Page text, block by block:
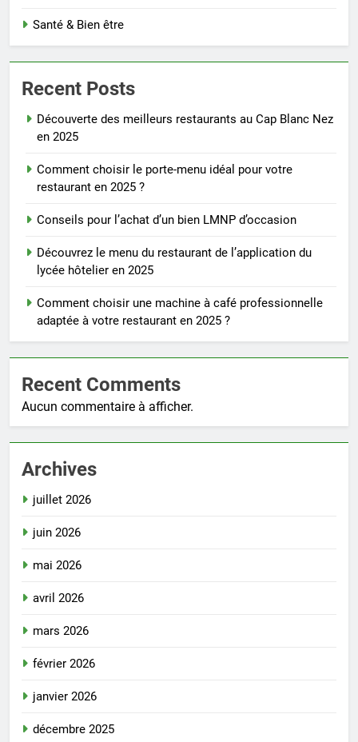
Santé & Bien être
Recent Posts
Découverte des meilleurs restaurants au Cap Blanc Nez
en 2025
Comment choisir le porte-menu idéal pour votre
restaurant en 2025 ?
Conseils pour l’achat d’un bien LMNP d’occasion
Découvrez le menu du restaurant de l’application du
lycée hôtelier en 2025
Comment choisir une machine à café professionnelle
adaptée à votre restaurant en 2025 ?
Recent Comments
Aucun commentaire à afficher.
Archives
juillet 2026
juin 2026
mai 2026
avril 2026
mars 2026
février 2026
janvier 2026
décembre 2025